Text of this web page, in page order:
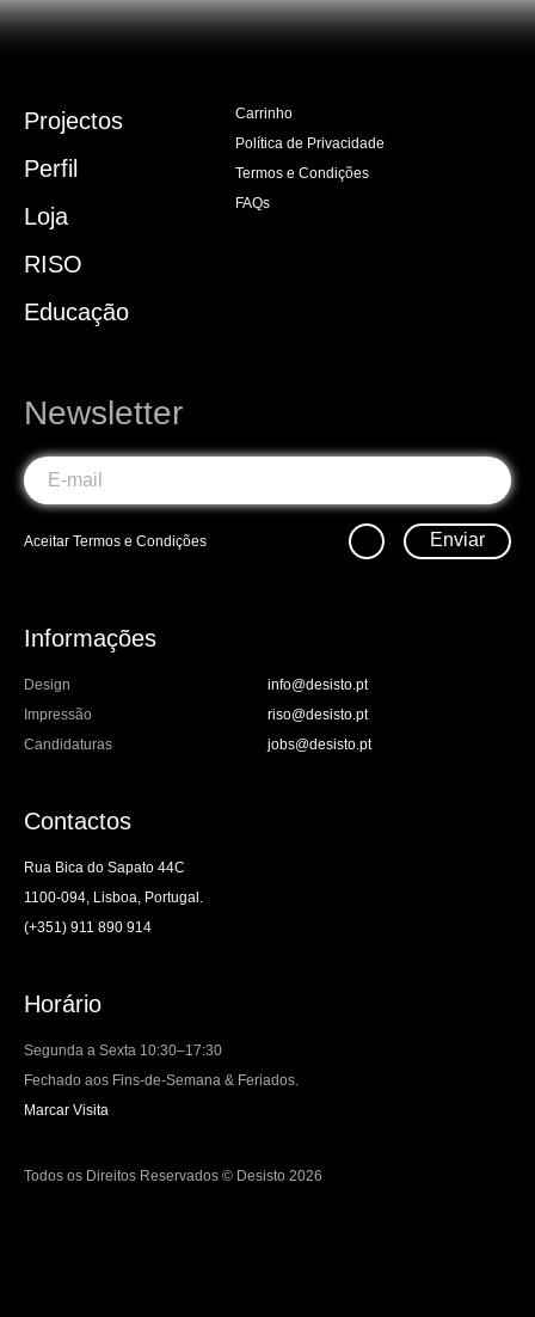
Projectos
Perfil
Loja
RISO
Educação
Carrinho
Política de Privacidade
Termos e Condições
FAQs
Newsletter
Aceitar Termos e Condições Enviar
Informações
Design
info@desisto.pt
Impressão
riso@desisto.pt
Candidaturas
jobs@desisto.pt
Contactos
Rua Bica do Sapato 44C
1100-094, Lisboa, Portugal.
(+351) 911 890 914
Horário
Segunda a Sexta 10:30–17:30
Fechado aos Fins-de-Semana & Feriados.
Marcar Visita
Todos os Direitos Reservados © Desisto 2026